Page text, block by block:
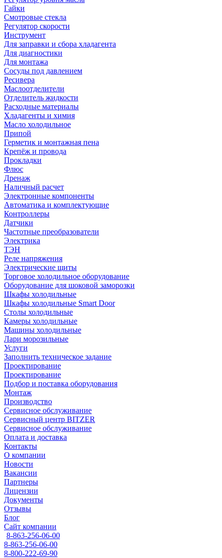
Гайки
Смотровые стекла
Регулятор скорости
Инструмент
Для заправки и сбора хладагента
Для диагностики
Для монтажа
Сосуды под давлением
Ресивера
Маслоотделители
Отделитель жидкости
Расходные материалы
Хладагенты и химия
Масло холодильное
Припой
Герметик и монтажная пена
Крепёж и провода
Прокладки
Флюс
Дренаж
Наличный расчет
Электронные компоненты
Автоматика и комплектующие
Контроллеры
Датчики
Частотные преобразователи
Электрика
ТЭН
Реле напряжения
Электрические щиты
Торговое холодильное оборудование
Оборудование для шоковой заморозки
Шкафы холодильные
Шкафы холодильные Smart Door
Столы холодильные
Камеры холодильные
Машины холодильные
Лари морозильные
Услуги
Заполнить техническое задание
Проектирование
Проектирование
Подбор и поставка оборудования
Монтаж
Производство
Сервисное обслуживание
Сервисный центр BITZER
Сервисное обслуживание
Оплата и доставка
Контакты
О компании
Новости
Вакансии
Партнеры
Лицензии
Документы
Отзывы
Блог
Сайт компании
8-863-256-06-00
8-863-256-06-00
8-800-222-69-90